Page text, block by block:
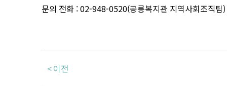
문의 전화 : 02-948-0520(공릉복지관 지역사회조직팀)
이전